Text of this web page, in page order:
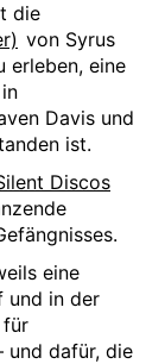
die
von Syrus
erleben, eine
Davis und
ist.
Discos
eine
und in der
für
und dafür, die